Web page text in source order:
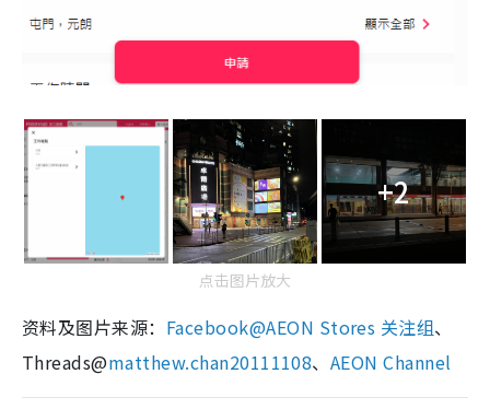
+2
点击图片放大
资料及图片来源： Facebook@AEON Stores 关注组、
Threads@matthew.chan20111108、 AEON Channel